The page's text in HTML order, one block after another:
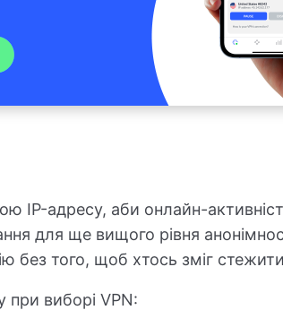
IP-адресу, аби онлайн-
для ще вищого рівня
без того, щоб хтось зміг
при виборі VPN: